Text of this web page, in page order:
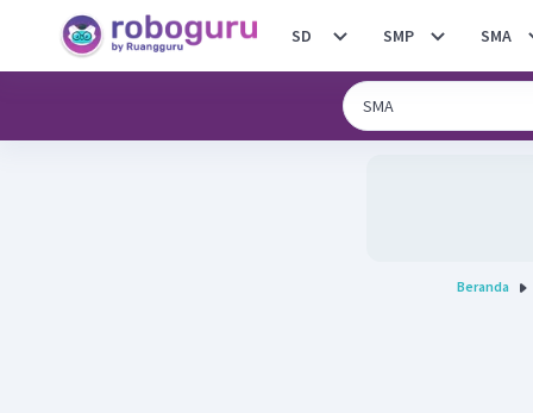
SD SMP SMA
Beranda